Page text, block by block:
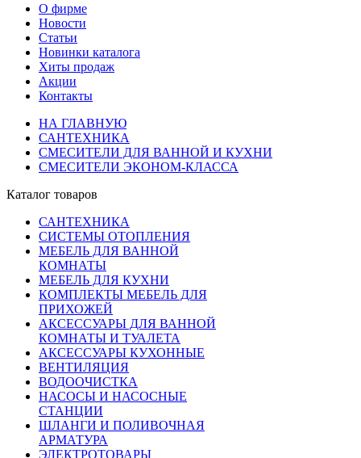
О фирме
Новости
Статьи
Новинки каталога
Хиты продаж
Акции
Контакты
НА ГЛАВНУЮ
САНТЕХНИКА
СМЕСИТЕЛИ ДЛЯ ВАННОЙ И КУХНИ
СМЕСИТЕЛИ ЭКОНОМ-КЛАССА
Каталог товаров
САНТЕХНИКА
СИСТЕМЫ ОТОПЛЕНИЯ
МЕБЕЛЬ ДЛЯ ВАННОЙ
КОМНАТЫ
МЕБЕЛЬ ДЛЯ КУХНИ
КОМПЛЕКТЫ МЕБЕЛЬ ДЛЯ
ПРИХОЖЕЙ
АКСЕССУАРЫ ДЛЯ ВАННОЙ
КОМНАТЫ И ТУАЛЕТА
АКСЕССУАРЫ КУХОННЫЕ
ВЕНТИЛЯЦИЯ
ВОДООЧИСТКА
НАСОСЫ И НАСОСНЫЕ
СТАНЦИИ
ШЛАНГИ И ПОЛИВОЧНАЯ
АРМАТУРА
ЭЛЕКТРОТОВАРЫ